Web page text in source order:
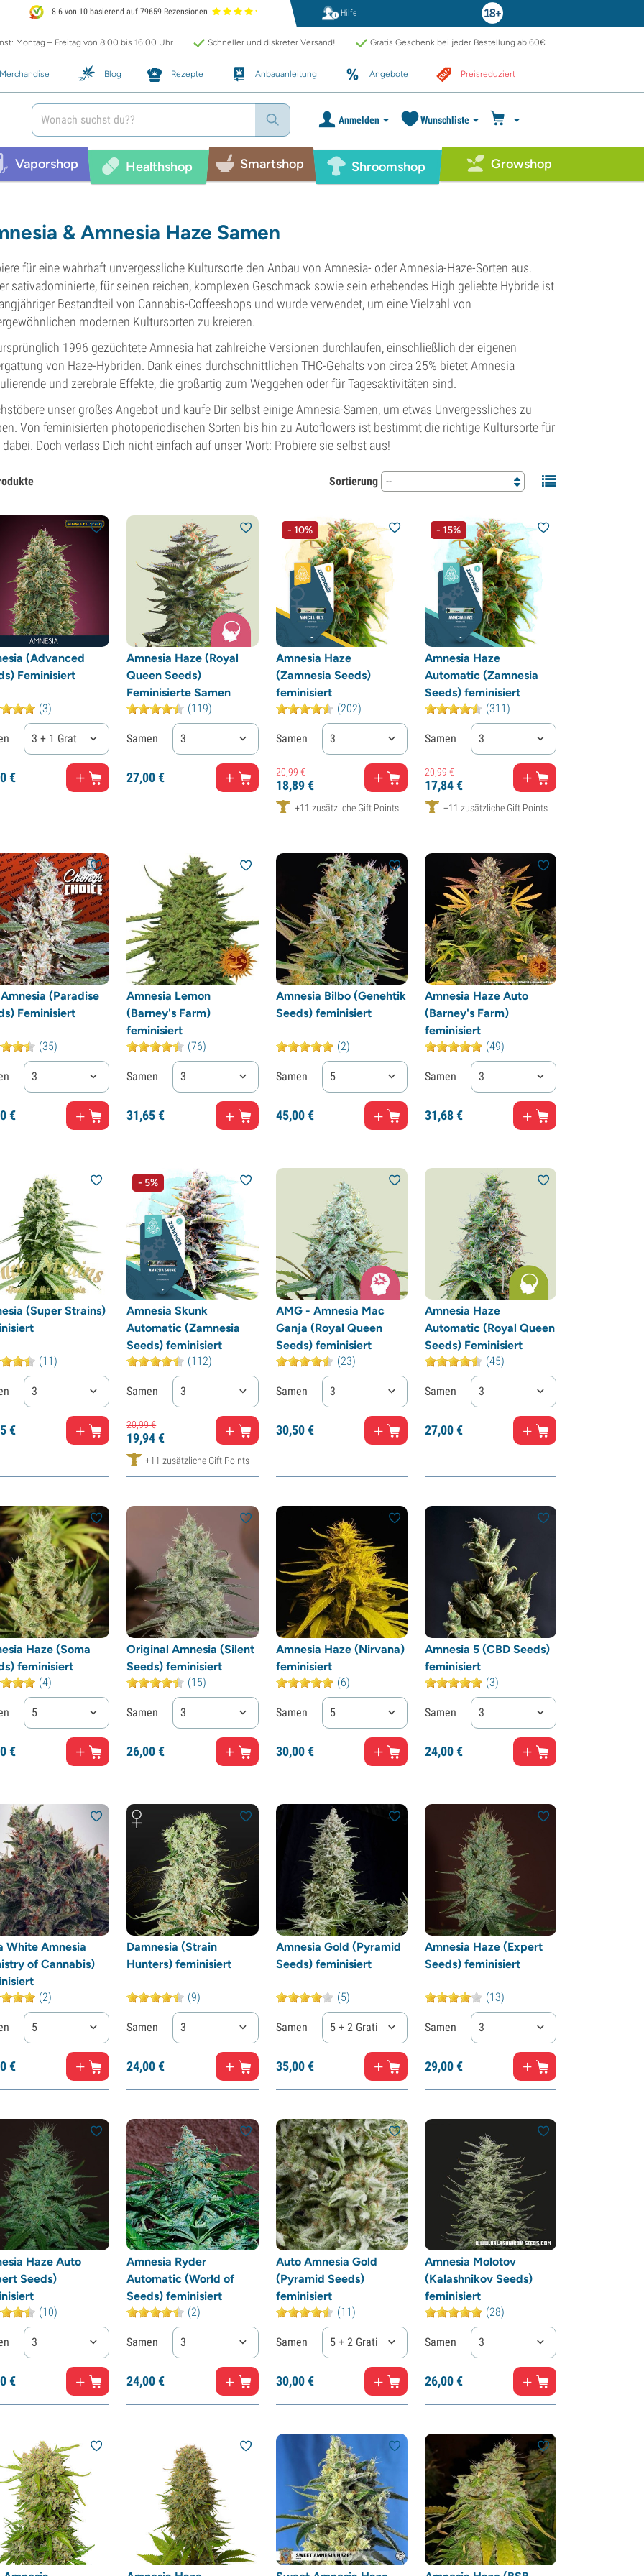
8.6 von 10 basierend auf 79659 Rezensionen Hilfe
Montag – Freitag von 8:00 bis 16:00 Uhr Schneller und diskreter Versand! Gratis Geschenk bei jeder Bestellung ab 60€
Merchandise Blog Rezepte Anbauanleitung Angebote Preisreduziert
Anmelden Wunschliste
Vaporshop Healthshop Smartshop Shroomshop Growshop
& Amnesia Haze Samen
für eine wahrhaft unvergessliche Kultursorte den Anbau von Amnesia- oder Amnesia-Haze-Sorten aus.
sativadominierte, für seinen reichen, komplexen Geschmack sowie sein erhebendes High geliebte Hybride ist
Bestandteil von Cannabis-Coffeeshops und wurde verwendet, um eine Vielzahl von
modernen Kultursorten zu kreieren.
1996 gezüchtete Amnesia hat zahlreiche Versionen durchlaufen, einschließlich der eigenen
von Haze-Hybriden. Dank eines durchschnittlichen THC-Gehalts von circa 25% bietet Amnesia
und zerebrale Effekte, die großartig zum Weggehen oder für Tagesaktivitäten sind.
unser großes Angebot und kaufe Dir selbst einige Amnesia-Samen, um etwas Unvergessliches zu
Von feminisierten photoperiodischen Sorten bis hin zu Autoflowers ist bestimmt die richtige Kultursorte für
dabei. Doch verlass Dich nicht einfach auf unser Wort: Probiere sie selbst aus!
Sortierung --
(Advanced
Feminisiert
(3)
3 + 1 Gratis
€
Amnesia Haze (Royal
Queen Seeds)
Feminisierte Samen
(119)
Samen 3
27,00€
- 10%
Amnesia Haze
(Zamnesia Seeds)
feminisiert
(202)
Samen 3
20,99€
18,89€
+11 zusätzliche Gift Points
- 15%
Amnesia Haze
Automatic (Zamnesia
Seeds) feminisiert
(311)
Samen 3
20,99€
17,84€
+11 zusätzliche Gift Points
(Paradise
Feminisiert
(35)
3
€
Amnesia Lemon
(Barney's Farm)
feminisiert
(76)
Samen 3
31,65€
Amnesia Bilbo (Genehtik
Seeds) feminisiert
(2)
Samen 5
45,00€
Amnesia Haze Auto
(Barney's Farm)
feminisiert
(49)
Samen 3
31,68€
(Super Strains)
(11)
3
€
- 5%
Amnesia Skunk
Automatic (Zamnesia
Seeds) feminisiert
(112)
Samen 3
20,99€
19,94€
+11 zusätzliche Gift Points
AMG - Amnesia Mac
Ganja (Royal Queen
Seeds) feminisiert
(23)
Samen 3
30,50€
Amnesia Haze
Automatic (Royal Queen
Seeds) Feminisiert
(45)
Samen 3
27,00€
Haze (Soma
feminisiert
(4)
5
€
Original Amnesia (Silent
Seeds) feminisiert
(15)
Samen 3
26,00€
Amnesia Haze (Nirvana)
feminisiert
(6)
Samen 5
30,00€
Amnesia 5 (CBD Seeds)
feminisiert
(3)
Samen 3
24,00€
White Amnesia
of Cannabis)
(2)
5
€
Damnesia (Strain
Hunters) feminisiert
(9)
Samen 3
24,00€
Amnesia Gold (Pyramid
Seeds) feminisiert
(5)
Samen 5 + 2 Gratis
35,00€
Amnesia Haze (Expert
Seeds) feminisiert
(13)
Samen 3
29,00€
Haze Auto
Seeds)
(10)
3
€
Amnesia Ryder
Automatic (World of
Seeds) feminisiert
(2)
Samen 3
24,00€
Auto Amnesia Gold
(Pyramid Seeds)
feminisiert
(11)
Samen 5 + 2 Gratis
30,00€
Amnesia Molotov
(Kalashnikov Seeds)
feminisiert
(28)
Samen 3
26,00€